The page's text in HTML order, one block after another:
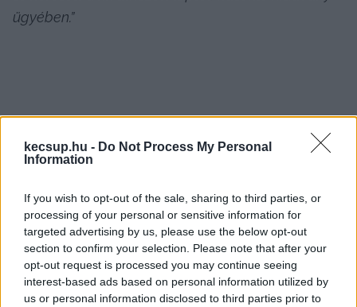
kecsup.hu - Do Not Process My Personal
Information
If you wish to opt-out of the sale, sharing to third parties, or
processing of your personal or sensitive information for
targeted advertising by us, please use the below opt-out
section to confirm your selection. Please note that after your
opt-out request is processed you may continue seeing
interest-based ads based on personal information utilized by
us or personal information disclosed to third parties prior to
ügyében.”
Mi Hazánk, Hódi Zsuzsanna polgármesterjelölt:
kereste meg a Kecskeméti Lapok szerkesztősége,
kiadója, sem azért, hogy a lapban szerepeljünk,
sem úgy, hogy egy másik kiadványt adtak volna ki
rólunk. Én még nem találkoztam ezzel a
melléklettel, de ha ez így van felháborítónak